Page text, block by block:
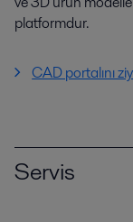
platformdur.
CAD portalını
Servis